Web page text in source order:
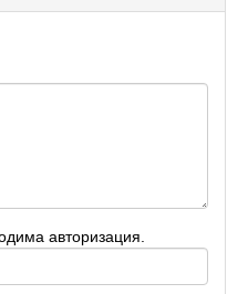
авторизация.